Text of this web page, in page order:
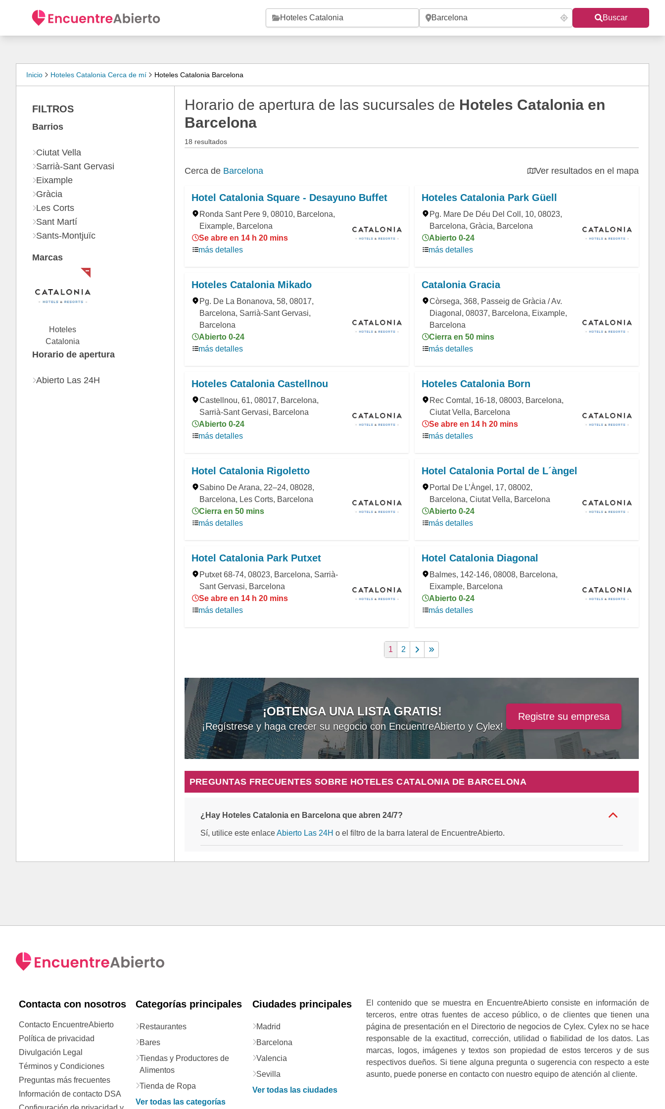
Buscar
Inicio Hoteles Catalonia Cerca de mí Hoteles Catalonia Barcelona
Horario de apertura de las sucursales de Hoteles Catalonia en
Barcelona
18 resultados
Cerca de Barcelona Ver resultados en el mapa
Hotel Catalonia Square - Desayuno Buffet
Ronda Sant Pere 9, 08010, Barcelona,
Eixample, Barcelona
Se abre en 14 h 20 mins
más detalles
Hoteles Catalonia Park Güell
Pg. Mare De Déu Del Coll, 10, 08023,
Barcelona, Gràcia, Barcelona
Abierto 0-24
más detalles
Hoteles Catalonia Mikado
Pg. De La Bonanova, 58, 08017,
Barcelona, Sarrià-Sant Gervasi,
Barcelona
Abierto 0-24
más detalles
Catalonia Gracia
Còrsega, 368, Passeig de Gràcia / Av.
Diagonal, 08037, Barcelona, Eixample,
Barcelona
Cierra en 50 mins
más detalles
Hoteles Catalonia Castellnou
Castellnou, 61, 08017, Barcelona,
Sarrià-Sant Gervasi, Barcelona
Abierto 0-24
más detalles
Hoteles Catalonia Born
Rec Comtal, 16-18, 08003, Barcelona,
Ciutat Vella, Barcelona
Se abre en 14 h 20 mins
más detalles
Hotel Catalonia Rigoletto
Sabino De Arana, 22–24, 08028,
Barcelona, Les Corts, Barcelona
Cierra en 50 mins
más detalles
Hotel Catalonia Portal de L´àngel
Portal De L’Àngel, 17, 08002,
Barcelona, Ciutat Vella, Barcelona
Abierto 0-24
más detalles
Hotel Catalonia Park Putxet
Putxet 68-74, 08023, Barcelona, Sarrià-
Sant Gervasi, Barcelona
Se abre en 14 h 20 mins
más detalles
Hotel Catalonia Diagonal
Balmes, 142-146, 08008, Barcelona,
Eixample, Barcelona
Abierto 0-24
más detalles
1 2
¡OBTENGA UNA LISTA GRATIS!
¡Regístrese y haga crecer su negocio con EncuentreAbierto y Cylex!
Registre su empresa
PREGUNTAS FRECUENTES SOBRE HOTELES CATALONIA DE BARCELONA
¿Hay Hoteles Catalonia en Barcelona que abren 24/7?
Sí, utilice este enlace Abierto Las 24H o el filtro de la barra lateral de EncuentreAbierto.
FILTROS
Barrios
Ciutat Vella
Sarrià-Sant Gervasi
Eixample
Gràcia
Les Corts
Sant Martí
Sants-Montjuïc
Marcas
Hoteles
Catalonia
Horario de apertura
Abierto Las 24H
Contacta con nosotros
Contacto EncuentreAbierto
Política de privacidad
Divulgación Legal
Términos y Condiciones
Preguntas más frecuentes
Información de contacto DSA
Categorías principales
Restaurantes
Bares
Tiendas y Productores de
Alimentos
Tienda de Ropa
Ver todas las categorías
Ciudades principales
Madrid
Barcelona
Valencia
Sevilla
Ver todas las ciudades
El contenido que se muestra en EncuentreAbierto consiste en información de
terceros, entre otras fuentes de acceso público, o de clientes que tienen una
página de presentación en el Directorio de negocios de Cylex. Cylex no se hace
responsable de la exactitud, corrección, utilidad o fiabilidad de los datos. Las
marcas, logos, imágenes y textos son propiedad de estos terceros y de sus
respectivos dueños. Si tiene alguna pregunta o sugerencia con respecto a este
asunto, puede ponerse en contacto con nuestro equipo de atención al cliente.